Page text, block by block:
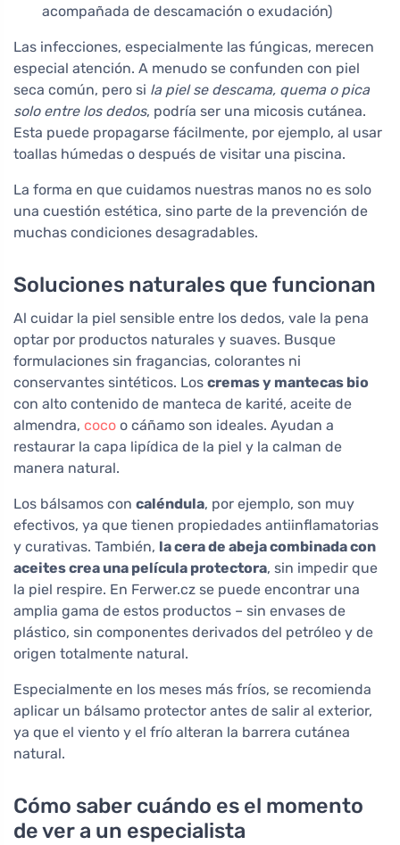
acompañada de descamación o exudación)
Las infecciones, especialmente las fúngicas, merecen
especial atención. A menudo se confunden con piel
seca común, pero si la piel se descama, quema o pica
solo entre los dedos, podría ser una micosis cutánea.
Esta puede propagarse fácilmente, por ejemplo, al usar
toallas húmedas o después de visitar una piscina.
La forma en que cuidamos nuestras manos no es solo
una cuestión estética, sino parte de la prevención de
muchas condiciones desagradables.
Soluciones naturales que funcionan
Al cuidar la piel sensible entre los dedos, vale la pena
optar por productos naturales y suaves. Busque
formulaciones sin fragancias, colorantes ni
conservantes sintéticos. Los cremas y mantecas bio
con alto contenido de manteca de karité, aceite de
almendra, coco o cáñamo son ideales. Ayudan a
restaurar la capa lipídica de la piel y la calman de
manera natural.
Los bálsamos con caléndula, por ejemplo, son muy
efectivos, ya que tienen propiedades antiinflamatorias
y curativas. También, la cera de abeja combinada con
aceites crea una película protectora, sin impedir que
la piel respire. En Ferwer.cz se puede encontrar una
amplia gama de estos productos – sin envases de
plástico, sin componentes derivados del petróleo y de
origen totalmente natural.
Especialmente en los meses más fríos, se recomienda
aplicar un bálsamo protector antes de salir al exterior,
ya que el viento y el frío alteran la barrera cutánea
natural.
Cómo saber cuándo es el momento
de ver a un especialista